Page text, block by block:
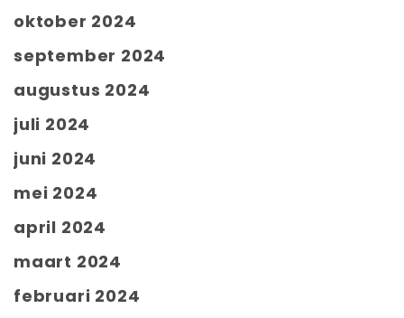
oktober 2024
september 2024
augustus 2024
juli 2024
juni 2024
mei 2024
april 2024
maart 2024
februari 2024